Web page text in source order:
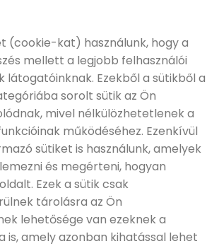
(cookie-kat) használunk, hogy a
mellett a legjobb felhasználói
látogatóinknak. Ezekből a sütikből a
sorolt sütik az Ön
mivel nélkülözhetetlenek a
működéséhez. Ezenkívül
sütiket is használunk, amelyek
és megérteni, hogyan
Ezek a sütik csak
tárolásra az Ön
lehetősége van ezeknek a
is, amely azonban kihatással lehet